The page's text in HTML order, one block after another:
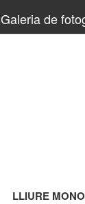
Galeria de
LLIURE